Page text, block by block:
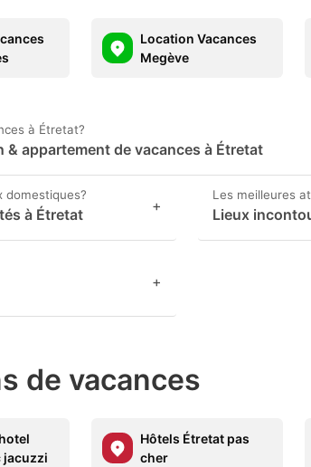
Location Vacances
Megève
à Étretat?
appartement de vacances à Étretat
domestiques?
à Étretat +
Les meilleures
Lieux
+
de vacances
jacuzzi
Hôtels Étretat pas
cher